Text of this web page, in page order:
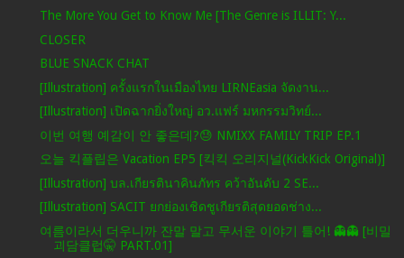
The More You Get to Know Me [The Genre is ILLIT: Y...
CLOSER
BLUE SNACK CHAT
[Illustration] ครั้งแรกในเมืองไทย LIRNEasia จัดงาน...
[Illustration] เปิดฉากยิ่งใหญ่ อว.แฟร์ มหกรรมวิทย์...
이번 여행 예감이 안 좋은데?😓 NMIXX FAMILY TRIP EP.1
오늘 킥플립은 Vacation EP5 [킥킥 오리지널(KickKick Original)]
[Illustration] บล.เกียรตินาคินภัทร คว้าอันดับ 2 SE...
[Illustration] SACIT ยกย่องเชิดชูเกียรติสุดยอดช่าง...
여름이라서 더우니까 잔말 말고 무서운 이야기 틀어! 👻👻 [비밀
괴담클럽🤫 PART.01]